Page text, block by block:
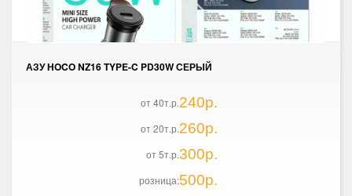
АЗУ HOCO NZ16 TYPE-C PD30W СЕРЫЙ
от 40т.р.240р.
от 20т.р.260р.
от 5т.р.300р.
розница:500р.